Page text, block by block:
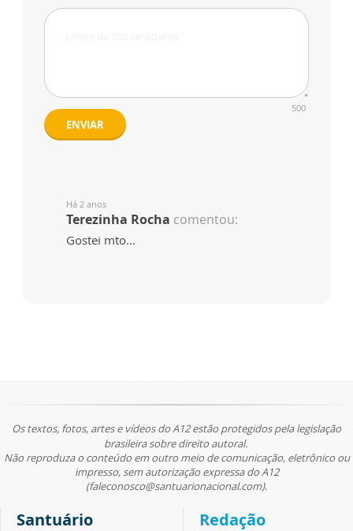
500
ENVIAR
Há 2 anos
Terezinha Rocha comentou:
Gostei mto...
Os textos, fotos, artes e vídeos do A12 estão protegidos pela legislação
brasileira sobre direito autoral.
Não reproduza o conteúdo em outro meio de comunicação, eletrônico ou
impresso, sem autorização expressa do A12
(faleconosco@santuarionacional.com).
Santuário Redação